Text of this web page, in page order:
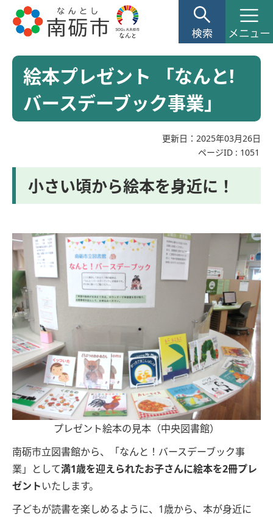
絵本プレゼント 「なんと!
バースデーブック事業」
更新日：2025年03月26日
ページID : 1051
小さい頃から絵本を身近に！
プレゼント絵本の見本（中央図書館）
南砺市立図書館から、「なんと！バースデーブック事
業」として満1歳を迎えられたお子さんに絵本を2冊プレ
ゼントいたします。
子どもが読書を楽しめるように、1歳から、本が身近に